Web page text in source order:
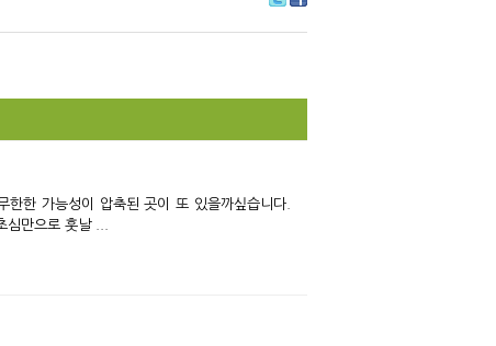
itte ce
한한 가능성이 압축된 곳이 또 있을까싶습니다.
만으로 훗날 ...